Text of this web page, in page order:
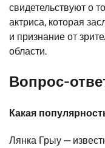
свидетельствуют о
актриса, которая
и признание от
области.
Вопрос-
Какая
Лянка Грыу —